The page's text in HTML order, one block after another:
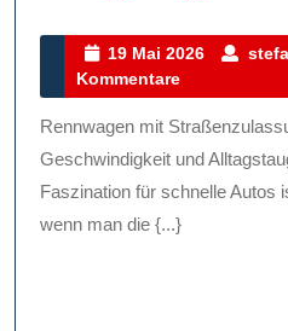
19 Mai 2026
19
2026
Kommentare
Rennwagen mit Straßenzulassung: Wenn
Geschwindigkeit und
Faszination für schnelle Autos
wenn man die {...}